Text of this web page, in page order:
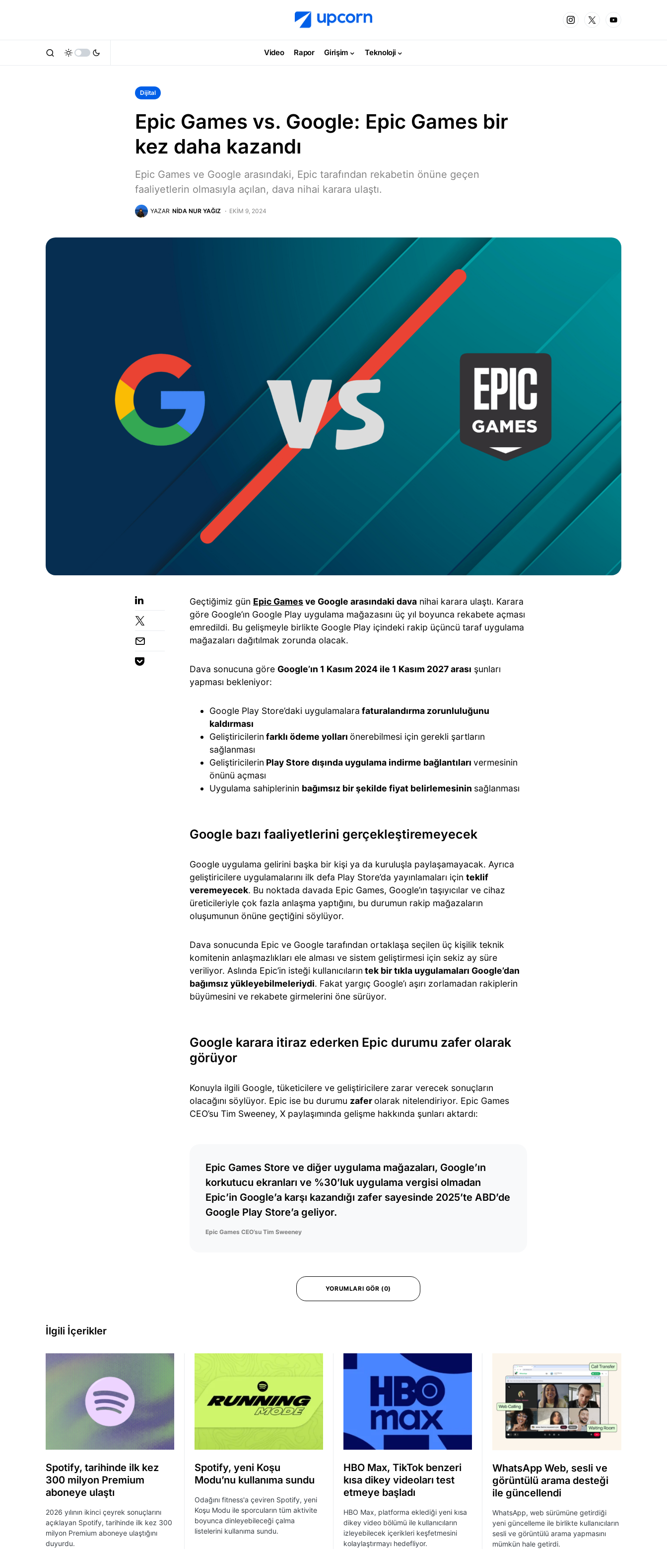
Video Rapor Girişim Teknoloji
Dijital
Epic Games vs. Google: Epic Games bir
kez daha kazandı
Epic Games ve Google arasındaki, Epic tarafından rekabetin önüne geçen
faaliyetlerin olmasıyla açılan, dava nihai karara ulaştı.
YAZAR NIDA NUR YAĞIZ EKIM 9, 2024
Geçtiğimiz gün Epic Gamesve Google arasındaki dava nihai karara ulaştı. Karara
göre Google’ın Google Play uygulama mağazasını üç yıl boyunca rekabete açması
emredildi. Bu gelişmeyle birlikte Google Play içindeki rakip üçüncü taraf uygulama
mağazaları dağıtılmak zorunda olacak.
Dava sonucuna göre Google’ın 1 Kasım 2024 ile 1 Kasım 2027 arası şunları
yapması bekleniyor:
Google Play Store’daki uygulamalara faturalandırma zorunluluğunu
kaldırması
Geliştiricilerin farklı ödeme yolları önerebilmesi için gerekli şartların
sağlanması
Geliştiricilerin Play Store dışında uygulama indirme bağlantıları vermesinin
önünü açması
Uygulama sahiplerinin bağımsız bir şekilde fiyat belirlemesinin sağlanması
Google bazı faaliyetlerini gerçekleştiremeyecek
Google uygulama gelirini başka bir kişi ya da kuruluşla paylaşamayacak. Ayrıca
geliştiricilere uygulamalarını ilk defa Play Store’da yayınlamaları için teklif
veremeyecek. Bu noktada davada Epic Games, Google’ın taşıyıcılar ve cihaz
üreticileriyle çok fazla anlaşma yaptığını, bu durumun rakip mağazaların
oluşumunun önüne geçtiğini söylüyor.
Dava sonucunda Epic ve Google tarafından ortaklaşa seçilen üç kişilik teknik
komitenin anlaşmazlıkları ele alması ve sistem geliştirmesi için sekiz ay süre
veriliyor. Aslında Epic’in isteği kullanıcıların tek bir tıkla uygulamaları Google’dan
bağımsız yükleyebilmeleriydi. Fakat yargıç Google’ı aşırı zorlamadan rakiplerin
büyümesini ve rekabete girmelerini öne sürüyor.
Google karara itiraz ederken Epic durumu zafer olarak
görüyor
Konuyla ilgili Google, tüketicilere ve geliştiricilere zarar verecek sonuçların
olacağını söylüyor. Epic ise bu durumu zafer olarak nitelendiriyor. Epic Games
CEO’su Tim Sweeney, X paylaşımında gelişme hakkında şunları aktardı:
Epic Games Store ve diğer uygulama mağazaları, Google’ın
korkutucu ekranları ve %30’luk uygulama vergisi olmadan
Epic’in Google’a karşı kazandığı zafer sayesinde 2025’te ABD’de
Google Play Store’a geliyor.
Epic Games CEO’su Tim Sweeney
YORUMLARI GÖR (0)
İlgili İçerikler
Spotify, tarihinde ilk kez
300 milyon Premium
aboneye ulaştı
2026 yılının ikinci çeyrek sonuçlarını
açıklayan Spotify, tarihinde ilk kez 300
milyon Premium aboneye ulaştığını
duyurdu.
Spotify, yeni Koşu
Modu’nu kullanıma sundu
Odağını fitness'a çeviren Spotify, yeni
Koşu Modu ile sporcuların tüm aktivite
boyunca dinleyebileceği çalma
listelerini kullanıma sundu.
HBO Max, TikTok benzeri
kısa dikey videoları test
etmeye başladı
HBO Max, platforma eklediği yeni kısa
dikey video bölümü ile kullanıcıların
izleyebilecek içerikleri keşfetmesini
kolaylaştırmayı hedefliyor.
WhatsApp Web, sesli ve
görüntülü arama desteği
ile güncellendi
WhatsApp, web sürümüne getirdiği
yeni güncelleme ile birlikte kullanıcıların
sesli ve görüntülü arama yapmasını
mümkün hale getirdi.